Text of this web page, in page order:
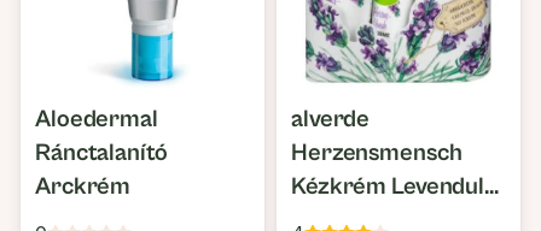
Aloedermal
Ránctalanító
Arckrém
alverde
Herzensmensch
Kézkrém Levendula
Illattal